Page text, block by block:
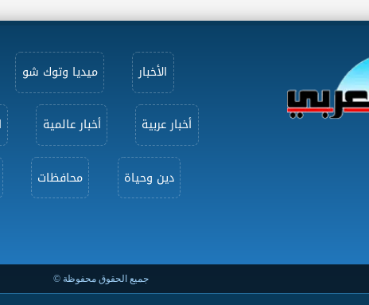
الأخبار ميديا وتوك شو
أخبار عربية أخبار عالمية
دين وحياة محافظات
جميع الحقوق محفوظة ©